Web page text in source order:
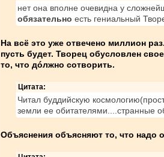
нет она вполне очевидна у
обязательно есть гениальный
На всё это уже отвечено миллион
пусть будет. Творец обусловлен
то, что дóлжно сотворить.
Цитата:
Читал буддийскую
земли ее обитателями....странные
Объяснения объясняют то, что надо